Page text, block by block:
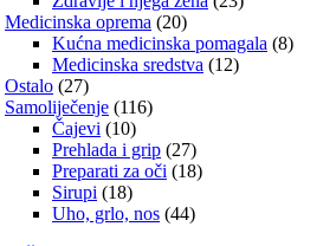
Medicinska oprema (20)
Kućna medicinska pomagala (8)
Medicinska sredstva (12)
Ostalo (27)
Samoliječenje (116)
Čajevi (10)
Prehlada i grip (27)
Preparati za oči (18)
Sirupi (18)
Uho, grlo, nos (44)